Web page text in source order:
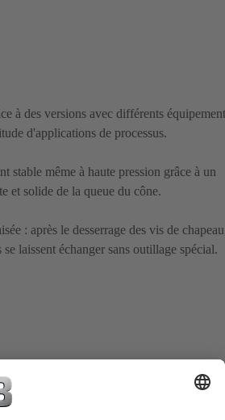
à des versions avec différents
d'applications de processus.
stable même à haute pression grâce à un
et solide de la queue du cône.
: après le desserrage des vis de
se laissent échanger sans outillage spécial.